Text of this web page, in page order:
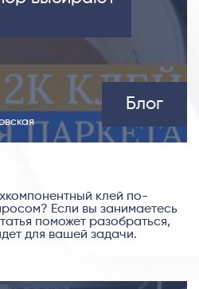
Блог
клей по-
Если вы занимаетесь
поможет разобраться,
для вашей задачи.